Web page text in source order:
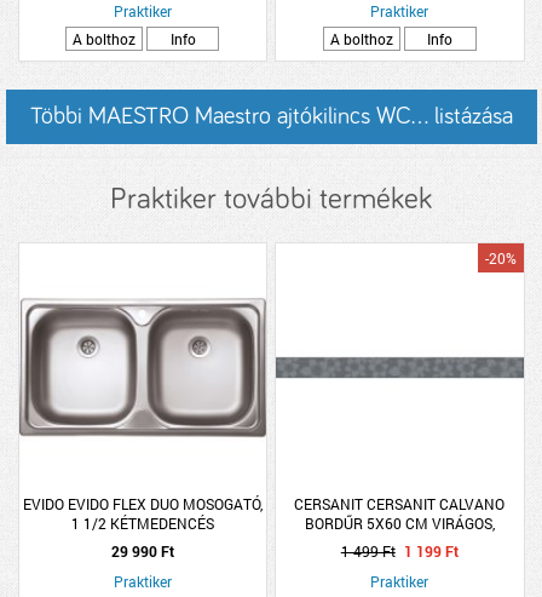
Praktiker
A bolthoz
Info
Praktiker
A bolthoz
Info
Többi MAESTRO Maestro ajtókilincs WC... listázása
Praktiker további termékek
EVIDO EVIDO FLEX DUO MOSOGATÓ,
1 1/2 KÉTMEDENCÉS
ROZSDAMENTES 780X435X140MM
29 990 Ft
Praktiker
CERSANIT CERSANIT CALVANO
BORDŰR 5X60 CM VIRÁGOS,
SZÜRKE, FÉNYES
-20%
1 499 Ft 1 199 Ft
Praktiker